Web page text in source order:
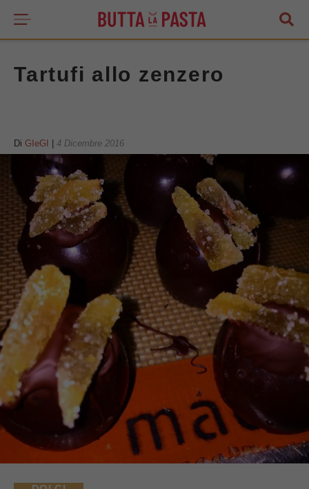
Tartufi allo zenzero
Di GIeGI 4 Dicembre 2016